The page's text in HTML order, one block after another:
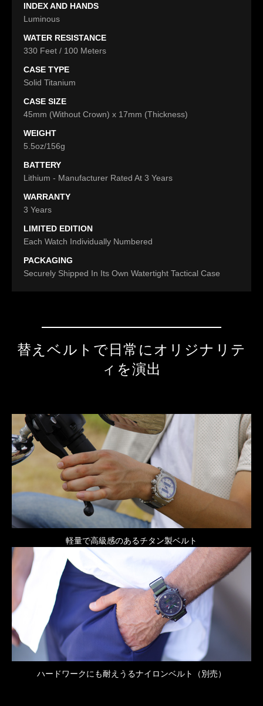
INDEX AND HANDS
Luminous
WATER RESISTANCE
330 Feet / 100 Meters
CASE TYPE
Solid Titanium
CASE SIZE
45mm (Without Crown) x 17mm (Thickness)
WEIGHT
5.5oz/156g
BATTERY
Lithium - Manufacturer Rated At 3 Years
WARRANTY
3 Years
LIMITED EDITION
Each Watch Individually Numbered
PACKAGING
Securely Shipped In Its Own Watertight Tactical Case
替えベルトで日常にオリジナリテ
ィを演出
軽量で高級感のあるチタン製ベルト
ハードワークにも耐えうるナイロンベルト（別売）